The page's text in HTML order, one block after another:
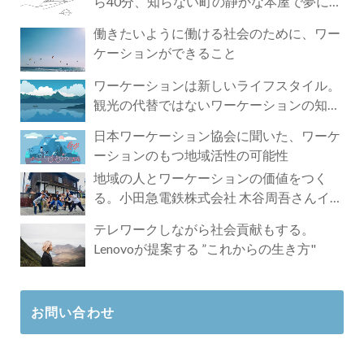
働きたいように働ける社会のために、ワー
ケーションができること
ワーケーションは新しいライフスタイル。
観光の代替ではないワーケーションの知ら
日本ワーケーション協会に聞いた、ワーケ
ーションのもつ地域活性の可能性
地域の人とワーケーションの価値をつく
る。小田急電鉄株式会社 木谷周吾さんイン
テレワークしながら社会貢献もする。
Lenovoが提案する ”これからの生き方"
お問い合わせ